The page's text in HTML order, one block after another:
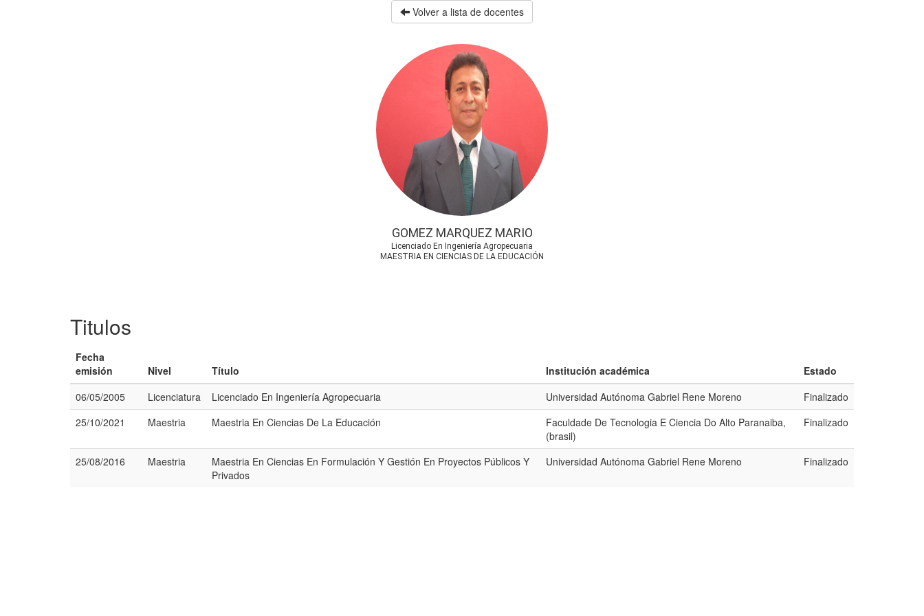
Volver a lista de docentes
GOMEZ MARQUEZ MARIO
Licenciado En Ingeniería Agropecuaria
MAESTRIA EN CIENCIAS DE LA EDUCACIÓN
Titulos
Fecha
emisión
Nivel Título Institución académica
Estado
06/05/2005
Licenciatura Licenciado En Ingeniería Agropecuaria Universidad Autónoma Gabriel Rene Moreno
Finalizado
25/10/2021
Maestria Maestria En Ciencias De La Educación
Faculdade De Tecnologia E Ciencia Do Alto Paranaiba,
(brasil)
Finalizado
25/08/2016 Maestria
Maestria En Ciencias En Formulación Y Gestión En Proyectos Públicos Y
Privados
Universidad Autónoma Gabriel Rene Moreno Finalizado